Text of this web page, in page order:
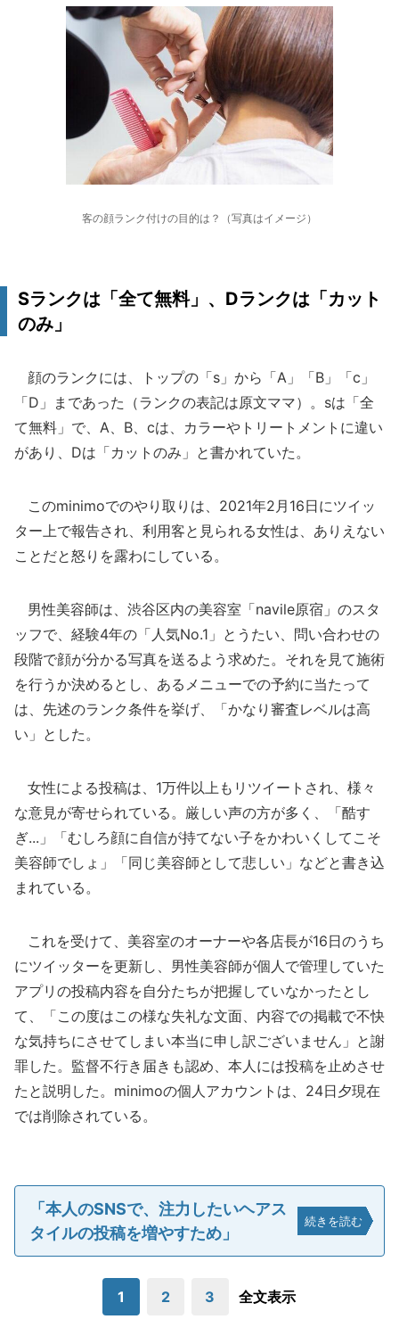
客の顔ランク付けの目的は？（写真はイメージ）
Sランクは「全て無料」、Dランクは「カット
のみ」
顔のランクには、トップの「s」から「A」「B」「c」
「D」まであった（ランクの表記は原文ママ）。sは「全
て無料」で、A、B、cは、カラーやトリートメントに違い
があり、Dは「カットのみ」と書かれていた。
このminimoでのやり取りは、2021年2月16日にツイッ
ター上で報告され、利用客と見られる女性は、ありえない
ことだと怒りを露わにしている。
男性美容師は、渋谷区内の美容室「navile原宿」のスタ
ッフで、経験4年の「人気No.1」とうたい、問い合わせの
段階で顔が分かる写真を送るよう求めた。それを見て施術
を行うか決めるとし、あるメニューでの予約に当たって
は、先述のランク条件を挙げ、「かなり審査レベルは高
い」とした。
女性による投稿は、1万件以上もリツイートされ、様々
な意見が寄せられている。厳しい声の方が多く、「酷す
ぎ...」「むしろ顔に自信が持てない子をかわいくしてこそ
美容師でしょ」「同じ美容師として悲しい」などと書き込
まれている。
これを受けて、美容室のオーナーや各店長が16日のうち
にツイッターを更新し、男性美容師が個人で管理していた
アプリの投稿内容を自分たちが把握していなかったとし
て、「この度はこの様な失礼な文面、内容での掲載で不快
な気持ちにさせてしまい本当に申し訳ございません」と謝
罪した。監督不行き届きも認め、本人には投稿を止めさせ
たと説明した。minimoの個人アカウントは、24日夕現在
では削除されている。
「本人のSNSで、注力したいヘアス
タイルの投稿を増やすため」
続きを読む
1 2 3 全文表示